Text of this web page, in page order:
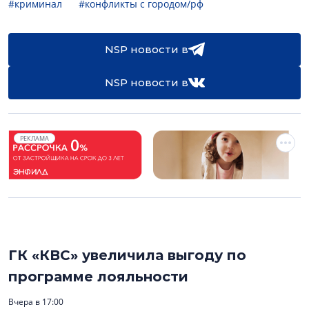
#криминал #конфликты с городом/рф
NSP новости в
NSP новости в
РЕКЛАМА
ГК «КВС» увеличила выгоду по
программе лояльности
Вчера в 17:00